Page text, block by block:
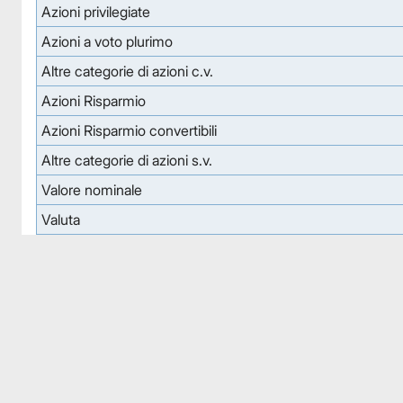
Azioni privilegiate
Azioni a voto plurimo
Altre categorie di azioni c.v.
Azioni Risparmio
Azioni Risparmio convertibili
Altre categorie di azioni s.v.
Valore nominale
Valuta